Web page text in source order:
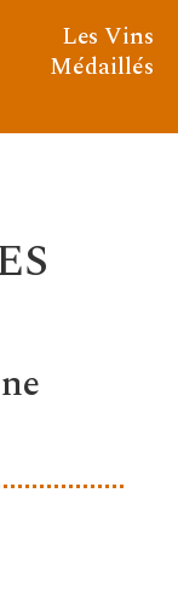
Les Vins
Médaillés